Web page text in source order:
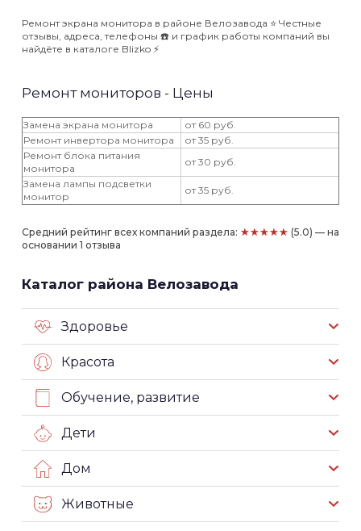
Ремонт экрана монитора в районе Велозавода ⭐️ Честные
отзывы, адреса, телефоны ☎️ и график работы компаний вы
найдёте в каталоге Blizko ⚡️
Ремонт мониторов - Цены
Замена экрана монитора
от 60 руб.
Ремонт инвертора монитора
от 35 руб.
Ремонт блока питания
монитора
от 30 руб.
Замена лампы подсветки
монитор
от 35 руб.
Средний рейтинг всех компаний раздела: ★★★★★ (5.0) — на
основании 1 отзыва
Каталог района Велозавода
Здоровье
Красота
Обучение, развитие
Дети
Дом
Животные